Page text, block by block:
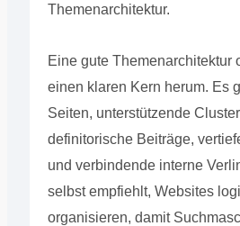
Themenarchitektur.
Eine gute Themenarchitektur
einen klaren Kern herum. Es
Seiten, unterstützende
definitorische Beiträge,
und verbindende interne
selbst empfiehlt, Websites
organisieren, damit